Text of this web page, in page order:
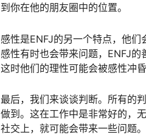
到你在他的朋友圈中的位置。
感性是ENFJ的另一个特点，他
感性有时也会带来问题，ENFJ的
这时他们的理性可能会被感性冲
最后，我们来谈谈判断。所有的
做到。这在工作中是非常好的，
社交上，就可能会带来一些问题